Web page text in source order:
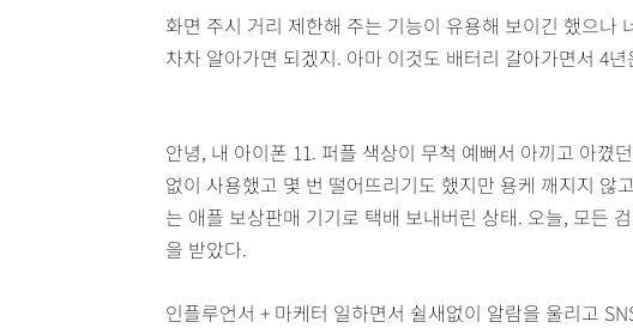
화면 주시 거리 제한해 주는 기능이 유용해 보이긴 했으나
차차 알아가면 되겠지. 아마 이것도 배터리 갈아가면서 4
안녕, 내 아이폰 11. 퍼플 색상이 무척 예뻐서 아끼고 아꼈
없이 사용했고 몇 번 떨어뜨리기도 했지만 용케 깨지지 않
는 애플 보상판매 기기로 택배 보내버린 상태. 오늘, 모든
을 받았다.
인플루언서 + 마케터 일하면서 쉴새없이 알람을 울리고